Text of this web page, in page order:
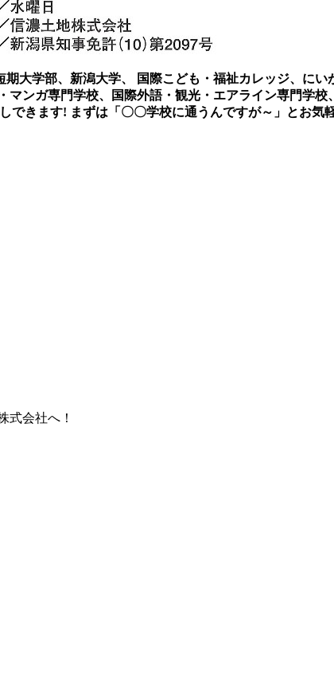
大学部、新潟大学、 国際こども・福祉カレッジ、に
マンガ専門学校、国際外語・観光・エアライン専門学
できます! まずは「〇〇学校に通うんですが～」とお気
式会社へ！